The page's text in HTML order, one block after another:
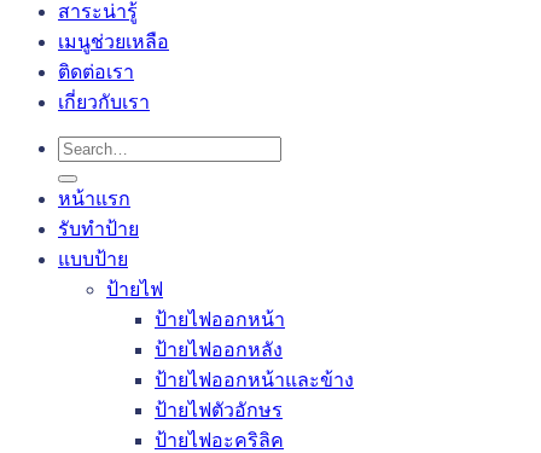
สาระน่ารู้
เมนูช่วยเหลือ
ติดต่อเรา
เกี่ยวกับเรา
Search
for:
หน้าแรก
รับทำป้าย
แบบป้าย
ป้ายไฟ
ป้ายไฟออกหน้า
ป้ายไฟออกหลัง
ป้ายไฟออกหน้าและข้าง
ป้ายไฟตัวอักษร
ป้ายไฟอะคริลิค